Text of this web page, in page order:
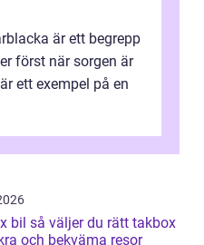
är ett begrepp
först när sorgen är
ett exempel på en
takbox
och bekväma resor